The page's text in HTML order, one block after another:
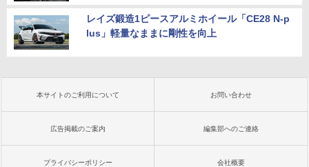
レイズ鍛造1ピースアルミホイール「CE28 N-p
lus」軽量なままに剛性を向上
本サイトのご利用について お問い合わせ
広告掲載のご案内 編集部へのご連絡
プライバシーポリシー 会社概要